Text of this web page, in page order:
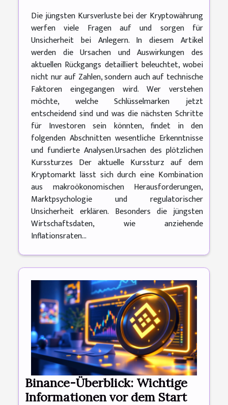
Die jüngsten Kursverluste bei der Kryptowährung
werfen viele Fragen auf und sorgen für
Unsicherheit bei Anlegern. In diesem Artikel
werden die Ursachen und Auswirkungen des
aktuellen Rückgangs detailliert beleuchtet, wobei
nicht nur auf Zahlen, sondern auch auf technische
Faktoren eingegangen wird. Wer verstehen
möchte, welche Schlüsselmarken jetzt
entscheidend sind und was die nächsten Schritte
für Investoren sein könnten, findet in den
folgenden Abschnitten wesentliche Erkenntnisse
und fundierte Analysen.Ursachen des plötzlichen
Kurssturzes Der aktuelle Kurssturz auf dem
Kryptomarkt lässt sich durch eine Kombination
aus makroökonomischen Herausforderungen,
Marktpsychologie und regulatorischer
Unsicherheit erklären. Besonders die jüngsten
Wirtschaftsdaten, wie anziehende
Inflationsraten...
Binance-Überblick: Wichtige
Informationen vor dem Start